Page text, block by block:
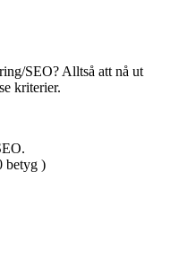
SEO? Alltså att nå ut
kriterier.
betyg )